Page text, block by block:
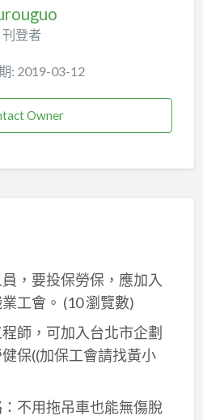
刊登者
: 2019-03-12
Owner
，要投保勞保，應加入
工會。 (10 瀏覽數)
師，可加入台北市企劃
保((加保工會請找黃小
不用拖吊車也能無傷脫